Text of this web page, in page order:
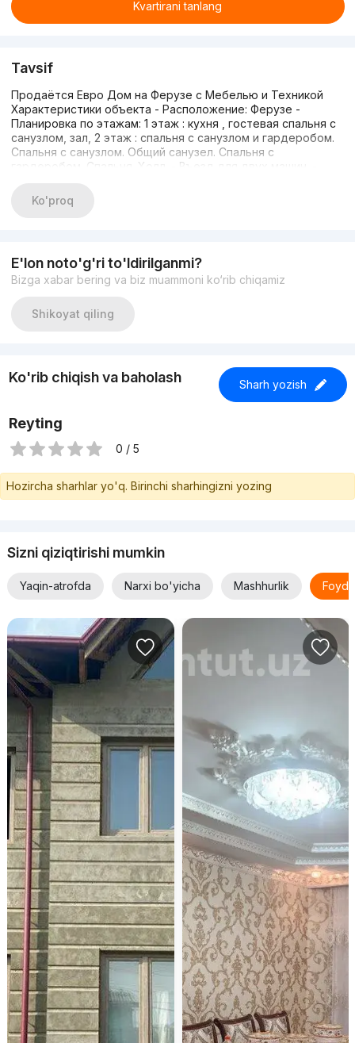
Kvartirani tanlang
Tavsif
Продаётся Евро Дом на Ферузе с Мебелью и Техникой
Характеристики объекта - Расположение: Ферузе -
Планировка по этажам: 1 этаж : кухня , гостевая спальня с
санузлом, зал, 2 этаж : спальня с санузлом и гардеробом.
Спальня с санузлом. Общий санузел. Спальня с
гардеробом. Спальня. Холл. - Въезд для двух машин. -
Технические параметры - Соток 4.08 - Площадь дома:
245м² - Количество жилых комнат: 6 - Ориентир : Школа
Ko'proq
E'lon noto'g'ri to'ldirilganmi?
Bizga xabar bering va biz muammoni ko‘rib chiqamiz
Shikoyat qiling
Ko'rib chiqish va baholash Sharh yozish
Reyting
0 / 5
Hozircha sharhlar yo'q. Birinchi sharhingizni yozing
Sizni qiziqtirishi mumkin
Yaqin-atrofda Narxi bo'yicha Mashhurlik